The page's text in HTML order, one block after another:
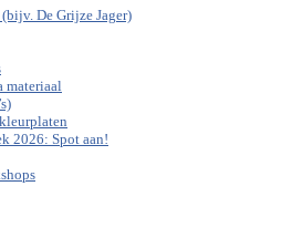
De Grijze Jager)
materiaal
2026: Spot aan!